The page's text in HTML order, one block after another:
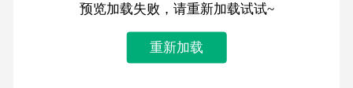
预览加载失败，请重新加载试试~
重新加载